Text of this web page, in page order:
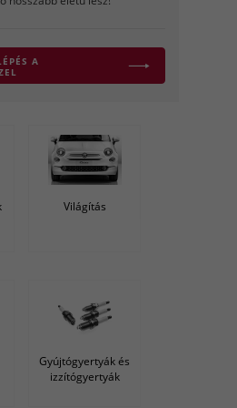
A
Világítás
Gyújtógyertyák és
izzítógyertyák